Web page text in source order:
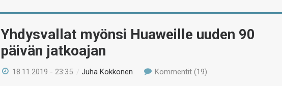
Yhdysvallat myönsi Huaweille uuden 90
päivän jatkoajan
18.11.2019 - 23:35 /Juha Kokkonen Kommentit (19)